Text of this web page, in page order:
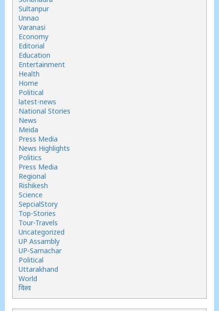
Sultanpur
Unnao
Varanasi
Economy
Editorial
Education
Entertainment
Health
Home
Political
latest-news
National Stories
News
Meida
Press Media
News Highlights
Politics
Press Media
Regional
Rishikesh
Science
SepcialStory
Top-Stories
Tour-Travels
Uncategorized
UP Assambly
UP-Samachar
Political
Uttarakhand
World
विश्व